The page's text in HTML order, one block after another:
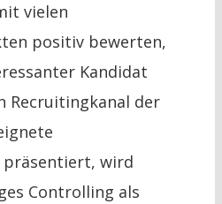
vielen
positiv bewerten,
Kandidat
Recruitingkanal der
wird
Controlling als